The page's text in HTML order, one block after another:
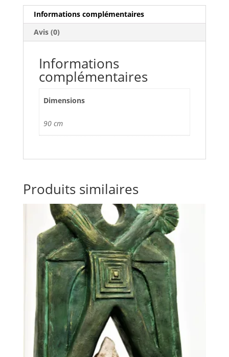
Informations complémentaires
Avis (0)
Informations
complémentaires
Dimensions
90 cm
Produits similaires